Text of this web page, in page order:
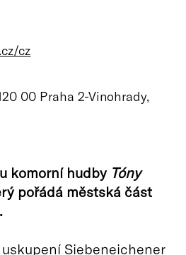
cz
00 Praha 2-Vinohrady,
komorní hudby Tóny
pořádá městská část
Siebeneichener